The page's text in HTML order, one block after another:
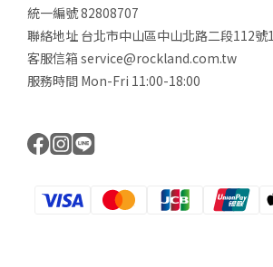
統一編號 82808707
聯絡地址 台北市中山區中山北路二段112號
客服信箱 service@rockland.com.tw
服務時間 Mon-Fri 11:00-18:00